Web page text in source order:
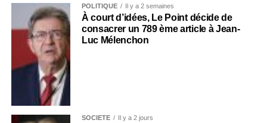
POLITIQUE Il y a 2 semaines
À court d’idées, Le Point décide de
consacrer un 789 ème article à Jean-
Luc Mélenchon
SOCIÉTÉ Il y a 2 jours